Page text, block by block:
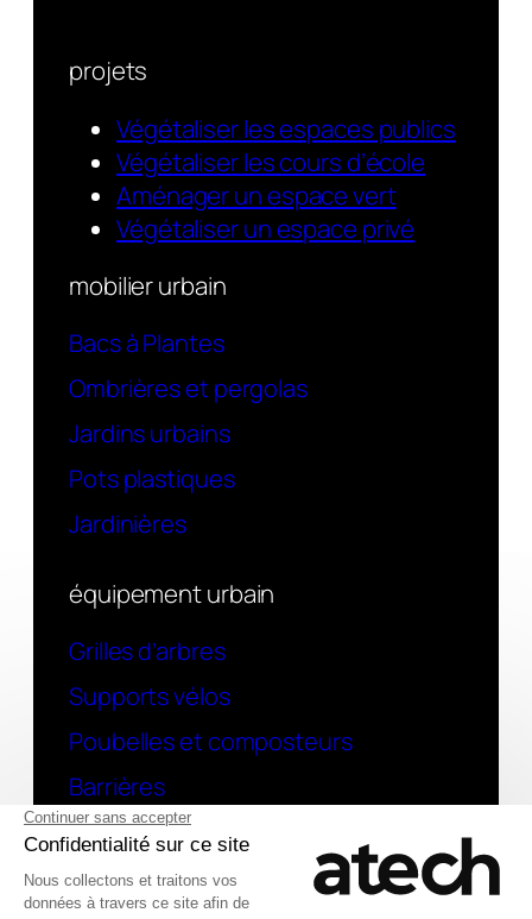
projets
Végétaliser les espaces publics
Végétaliser les cours d’école
Aménager un espace vert
Végétaliser un espace privé
mobilier urbain
Bacs à Plantes
Ombrières et pergolas
Jardins urbains
Pots plastiques
Jardinières
équipement urbain
Grilles d’arbres
Supports vélos
Poubelles et composteurs
Barrières
contact
Une question ? contactez-nous